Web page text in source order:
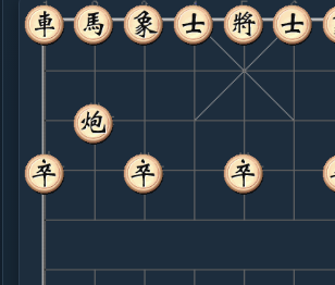
.....卒７进１
红+11
4. 马八进七
红+8
.....马２进３
红+9
5. 车一进一
红+4
.....象３进５
6. 车一平四
红+5
车一平六
.....砲２进４
红+9
砲８平９
7. 兵五进一
红+7
8. 车四进三
红+12
炮八退一